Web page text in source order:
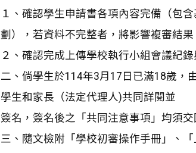
１、確認學生申請書各項內容完備（包
劃），若資料不完整者，將影響複審結果
２、確認完成上傳學校執行小組會議紀錄
二、倘學生於114年3月17日已滿18歲，
學生和家長（法定代理人)共同詳閱並
簽名，簽名後之「共同注意事項」均須
三、隨文檢附「學校初審操作手冊」、